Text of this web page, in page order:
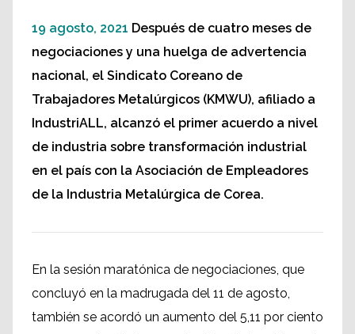
19 agosto, 2021 Después de cuatro meses de
negociaciones y una huelga de advertencia
nacional, el Sindicato Coreano de
Trabajadores Metalúrgicos (KMWU), afiliado a
IndustriALL, alcanzó el primer acuerdo a nivel
de industria sobre transformación industrial
en el país con la Asociación de Empleadores
de la Industria Metalúrgica de Corea.
En la sesión maratónica de negociaciones, que
concluyó en la madrugada del 11 de agosto,
también se acordó un aumento del 5,11 por ciento